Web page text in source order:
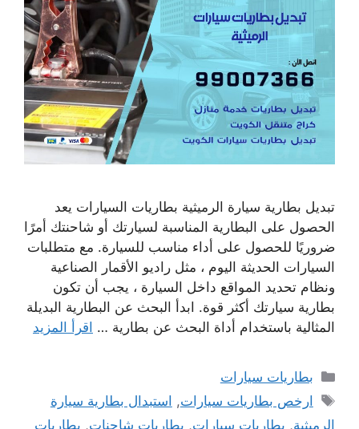
تبديل بطارية سيارة الرميثية بطاريات السيارات يعد
الحصول على البطارية المناسبة لسيارتك أو شاحنتك أمرًا
ضروريًا للحصول على أداء مناسب للسيارة. مع متطلبات
السيارات الحديثة اليوم ، مثل راديو الأقمار الصناعية
ونظام تحديد المواقع داخل السيارة ، يجب أن تكون
بطارية سيارتك أكثر قوة. ابدأ البحث عن البطارية البديلة
المثالية باستخدام أداة البحث عن بطارية … اقرأ المزيد
التصنيفات
بطاريات سيارات
الوسوم
ارخص بطاريات سيارات, استبدال بطارية سيارة
الرميثية, بطاريات سيارات, بطاريات شاحنات, بطاريات